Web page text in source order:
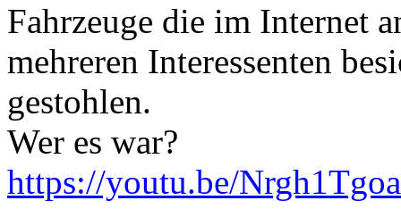
Fahrzeuge die im Internet
mehreren Interessenten
gestohlen.
Wer es war?
https://youtu.be/